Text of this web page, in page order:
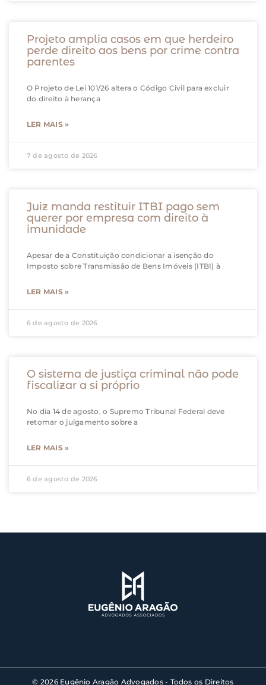
Projeto amplia casos em que herdeiro
perde direito aos bens por crime contra
parentes
O Projeto de Lei 101/26 altera o Código Civil para excluir
do direito à herança
LER MAIS »
7 de agosto de 2026
Juiz manda restituir ITBI pago sem
querer por empresa com direito à
imunidade
Apesar de a Constituição condicionar a isenção do
Imposto sobre Transmissão de Bens Imóveis (ITBI) à
LER MAIS »
6 de agosto de 2026
O sistema de justiça criminal não pode
fiscalizar a si próprio
No dia 14 de agosto, o Supremo Tribunal Federal deve
retomar o julgamento sobre a
LER MAIS »
6 de agosto de 2026
© 2026 Eugênio Aragão Advogados - Todos os Direitos